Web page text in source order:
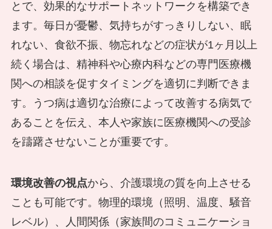
とで、効果的なサポートネットワークを構築でき
ます。毎日が憂鬱、気持ちがすっきりしない、眠
れない、食欲不振、物忘れなどの症状が1ヶ月以上
続く場合は、精神科や心療内科などの専門医療機
関への相談を促すタイミングを適切に判断できま
す。うつ病は適切な治療によって改善する病気で
あることを伝え、本人や家族に医療機関への受診
を躊躇させないことが重要です。
環境改善の視点から、介護環境の質を向上させる
ことも可能です。物理的環境（照明、温度、騒音
レベル）、人間関係（家族間のコミュニケーショ